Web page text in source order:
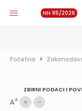
NN 85/2026
Početna >
ZBIRNI PODACI I
AA